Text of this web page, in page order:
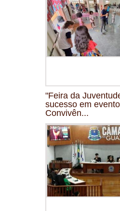
"Feira da
sucesso em
Convivên...